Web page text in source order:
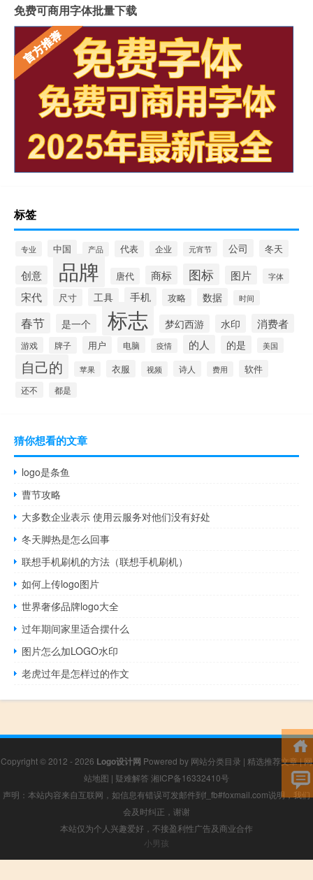
免费可商用字体批量下载
标签
专业 中国 产品 代表 企业 元宵节 公司 冬天
创意 品牌 唐代 商标 图标 图片 字体
宋代 尺寸 工具 手机 攻略 数据 时间
春节 是一个 标志 梦幻西游 水印 消费者
游戏 牌子 用户 电脑 疫情 的人 的是 美国
自己的 苹果 衣服 视频 诗人 费用 软件
还不 都是
猜你想看的文章
logo是条鱼
曹节攻略
大多数企业表示 使用云服务对他们没有好处
冬天脚热是怎么回事
联想手机刷机的方法（联想手机刷机）
如何上传logo图片
世界奢侈品牌logo大全
过年期间家里适合摆什么
图片怎么加LOGO水印
老虎过年是怎样过的作文
Copyright © 2012 - 2026 Logo设计网 Powered by 网站分类目录 | 精选推荐文章|网
站地图 | 疑难解答 湘ICP备16332410号
声明：本站内容来自互联网，如信息有错误可发邮件到f_fb#foxmail.com说明，我们
会及时纠正，谢谢
本站仅为个人兴趣爱好，不接盈利性广告及商业合作
小男孩